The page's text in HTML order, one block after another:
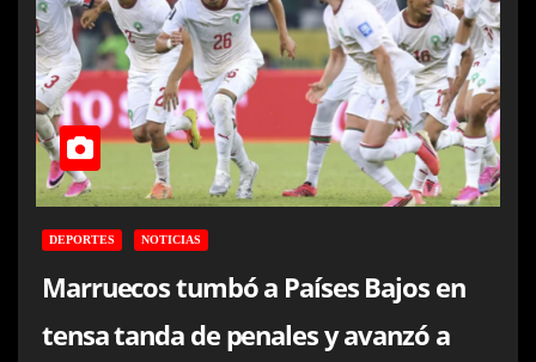
DEPORTES NOTICIAS
Marruecos tumbó a Países Bajos en
tensa tanda de penales y avanzó a